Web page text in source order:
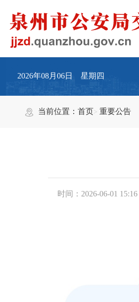
2026年08月06日 星期四
当前位置：首页 重要公告
时间：2026-06-01 15:16